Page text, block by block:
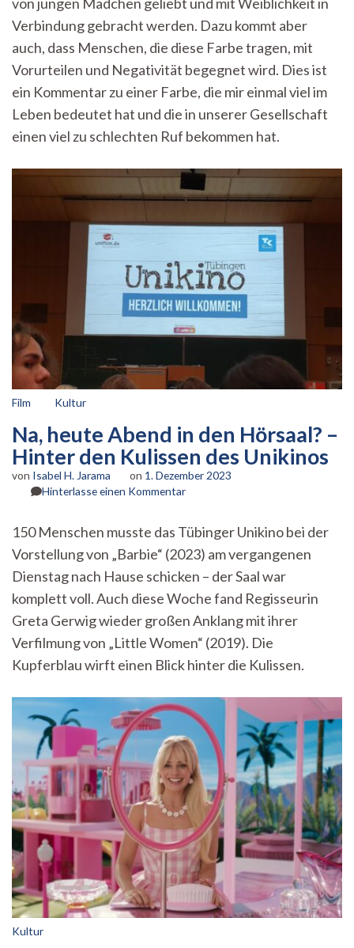
an
Rosa
und
Pink
Verbindung gebracht werden. Dazu kommt aber
auch, dass Menschen, die diese Farbe tragen, mit
Vorurteilen und Negativität begegnet wird. Dies ist
ein Kommentar zu einer Farbe, die mir einmal viel im
Leben bedeutet hat und die in unserer Gesellschaft
einen viel zu schlechten Ruf bekommen hat.
Film Kultur
Na, heute Abend in den Hörsaal? –
Hinter den Kulissen des Unikinos
von Isabel H. Jarama on 1. Dezember 2023
Hinterlasse einen Kommentarzu
Abend
in
Hörsaal?
–
Hinter
Kulissen
des
150 Menschen musste das Tübinger Unikino bei der
Vorstellung von „Barbie“ (2023) am vergangenen
Dienstag nach Hause schicken – der Saal war
komplett voll. Auch diese Woche fand Regisseurin
Greta Gerwig wieder großen Anklang mit ihrer
Verfilmung von „Little Women“ (2019). Die
Kupferblau wirft einen Blick hinter die Kulissen.
Kultur